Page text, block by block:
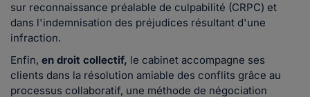
sur reconnaissance préalable de culpabilité (CRPC) et
dans l'indemnisation des préjudices résultant d'une
infraction.
Enfin, en droit collectif, le cabinet accompagne ses
clients dans la résolution amiable des conflits grâce au
processus collaboratif, une méthode de négociation